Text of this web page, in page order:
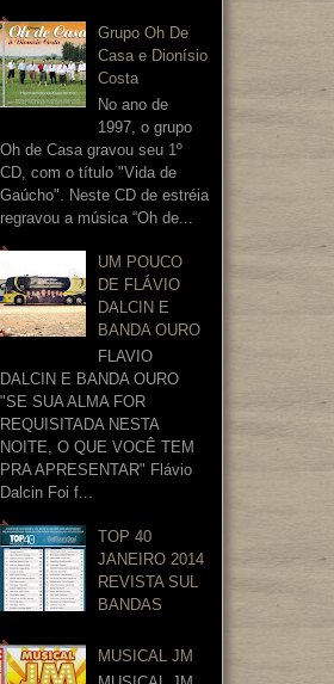
Grupo Oh De
Casa e Dionísio
Costa
No ano de
1997, o grupo
Oh de Casa gravou seu 1º
CD, com o título "Vida de
Gaúcho". Neste CD de estréia
regravou a música “Oh de...
UM POUCO
DE FLÁVIO
DALCIN E
BANDA OURO
FLAVIO
DALCIN E BANDA OURO
"SE SUA ALMA FOR
REQUISITADA NESTA
NOITE, O QUE VOCÊ TEM
PRA APRESENTAR" Flávio
Dalcin Foi f...
TOP 40
JANEIRO 2014
REVISTA SUL
BANDAS
MUSICAL JM